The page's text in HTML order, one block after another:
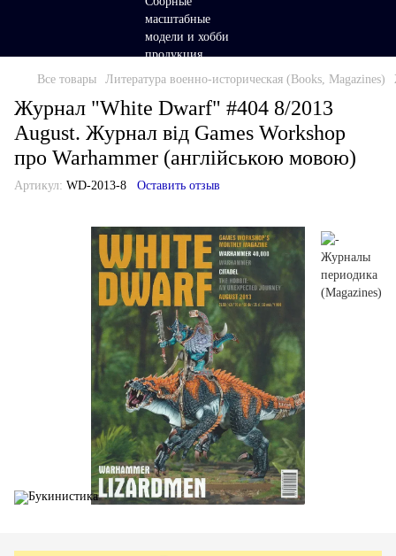
Все товары Литература военно-историческая (Books, Magazines)
Журнал "White Dwarf" #404 8/2013
August. Журнал від Games Workshop
про Warhammer (англійською мовою)
Артикул: WD-2013-8 Оставить отзыв